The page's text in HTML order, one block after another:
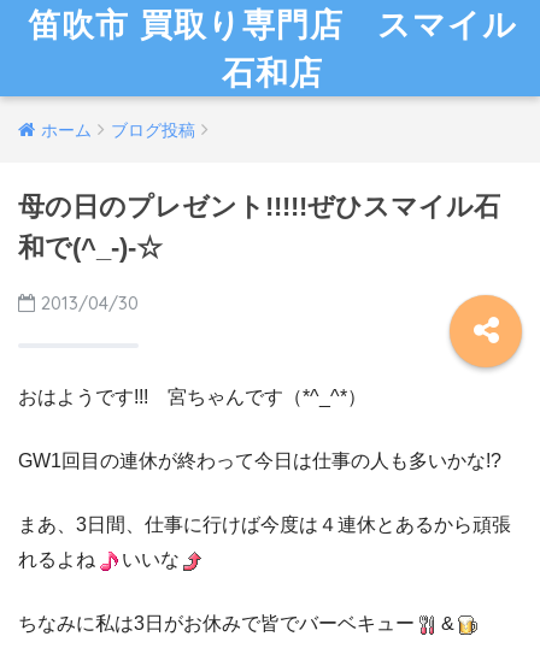
笛吹市 買取り専門店 スマイル
石和店
ホーム ブログ投稿
母の日のプレゼント!!!!!ぜひスマイル石
和で(^_-)-☆
2013/04/30
おはようです!!! 宮ちゃんです（*^_^*）
GW1回目の連休が終わって今日は仕事の人も多いかな!?
まあ、3日間、仕事に行けば今度は４連休とあるから頑張
れるよね
いいな
ちなみに私は3日がお休みで皆でバーベキュー &